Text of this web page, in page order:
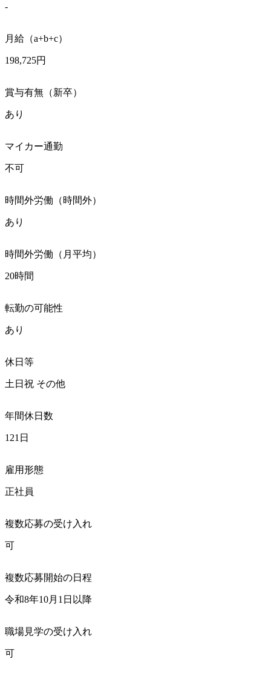
-
月給（a+b+c）
198,725円
賞与有無（新卒）
あり
マイカー通勤
不可
時間外労働（時間外）
あり
時間外労働（月平均）
20時間
転勤の可能性
あり
休日等
土日祝 その他
年間休日数
121日
雇用形態
正社員
複数応募の受け入れ
可
複数応募開始の日程
令和8年10月1日以降
職場見学の受け入れ
可